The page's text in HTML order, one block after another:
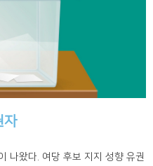
자
나왔다. 여당 후보 지지 성향 유권